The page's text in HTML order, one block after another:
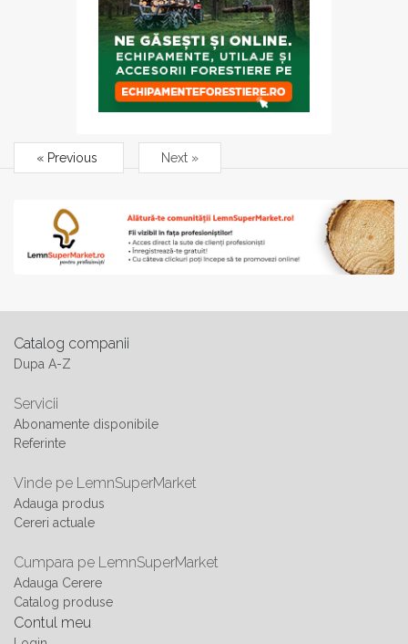
« Previous Next »
Catalog companii
Dupa A-Z
Servicii
Abonamente disponibile
Referinte
Vinde pe LemnSuperMarket
Adauga produs
Cereri actuale
Cumpara pe LemnSuperMarket
Adauga Cerere
Catalog produse
Contul meu